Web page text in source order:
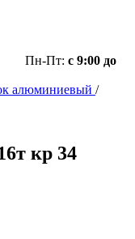
Пн-Пт: с 9:00 до
алюминиевый /
кр 34